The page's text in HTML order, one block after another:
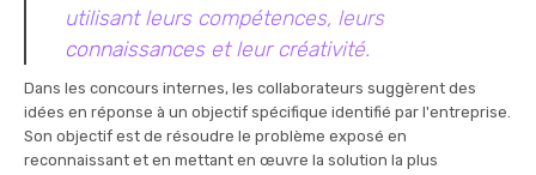
utilisant leurs compétences, leurs
connaissances et leur créativité.
Dans les concours internes, les collaborateurs suggèrent des
idées en réponse à un objectif spécifique identifié par l'entreprise.
Son objectif est de résoudre le problème exposé en
reconnaissant et en mettant en œuvre la solution la plus